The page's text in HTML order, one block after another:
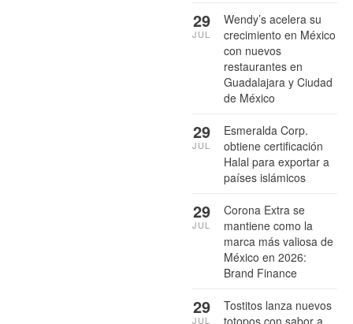
Wendy’s acelera su
crecimiento en México
con nuevos
restaurantes en
Guadalajara y Ciudad
de México
29
JUL
Esmeralda Corp.
obtiene certificación
Halal para exportar a
países islámicos
29
JUL
Corona Extra se
mantiene como la
marca más valiosa de
México en 2026:
Brand Finance
29
JUL
Tostitos lanza nuevos
totopos con sabor a
29
JUL